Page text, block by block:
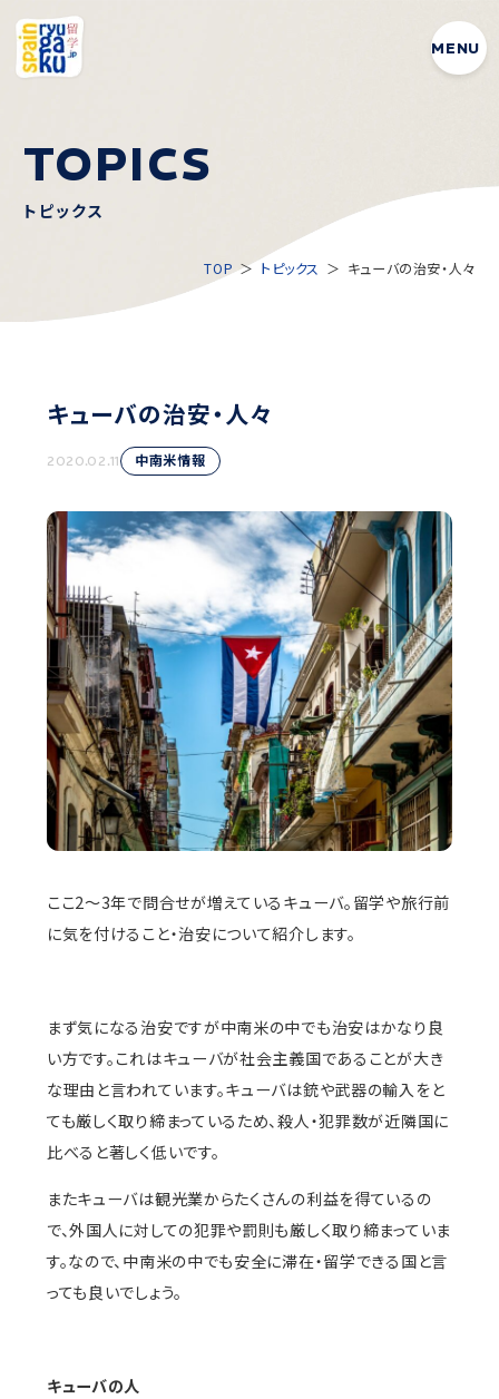
MENU
TOPICS
トピックス
TOP トピックス キューバの治安・人々
キューバの治安・人々
2020.02.11 中南米情報
ここ2〜3年で問合せが増えているキューバ。留学や旅行前
に気を付けること・治安について紹介します。
まず気になる治安ですが中南米の中でも治安はかなり良
い方です。これはキューバが社会主義国であることが大き
な理由と言われています。キューバは銃や武器の輸入をと
ても厳しく取り締まっているため、殺人・犯罪数が近隣国に
比べると著しく低いです。
またキューバは観光業からたくさんの利益を得ているの
で、外国人に対しての犯罪や罰則も厳しく取り締まっていま
す。なので、中南米の中でも安全に滞在・留学できる国と言
っても良いでしょう。
キューバの人